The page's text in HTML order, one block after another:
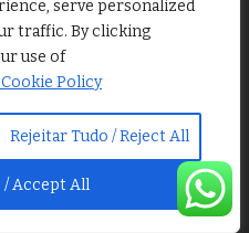
serve personalized
traffic. By clicking
use of
Policy
Rejeitar Tudo / Reject All
/ Accept All